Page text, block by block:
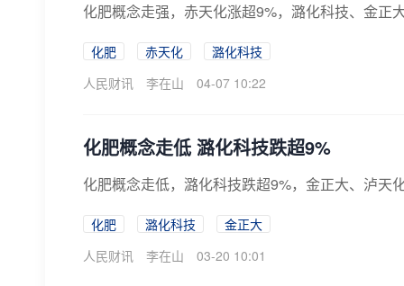
化肥概念走强，赤天化涨超9%，潞化科技、金正
化肥 赤天化
潞化科技
人民财讯
李在山 04-07 10:22
化肥概念走低 潞化科技跌超9%
化肥概念走低，潞化科技跌超9%，金正大、泸天
化肥 潞化科技
金正大
人民财讯
李在山 03-20 10:01